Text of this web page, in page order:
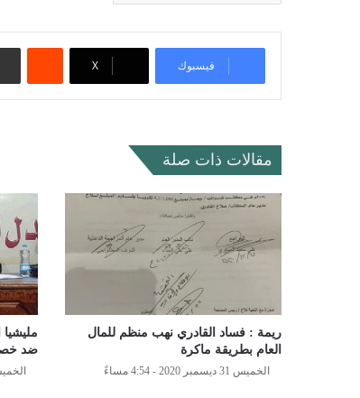
فيسبوك ‫X
مقالات ذات صلة
ريمة : فساد القادري نهب منظم للمال
العام بطريقة ماكرة
الخميس 31 ديسمبر 2020 - 4:54 مساءً
ضد
الخميس 3 ديسمبر